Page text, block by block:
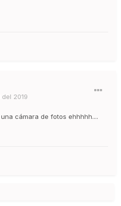
2019
cámara de fotos ehhhhh....